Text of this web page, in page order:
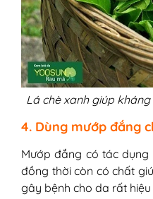
Lá chè xanh giúp
4. Dùng mướp đắng
Mướp đắng có tác
đồng thời còn có chất
gây bệnh cho da rất hiệu